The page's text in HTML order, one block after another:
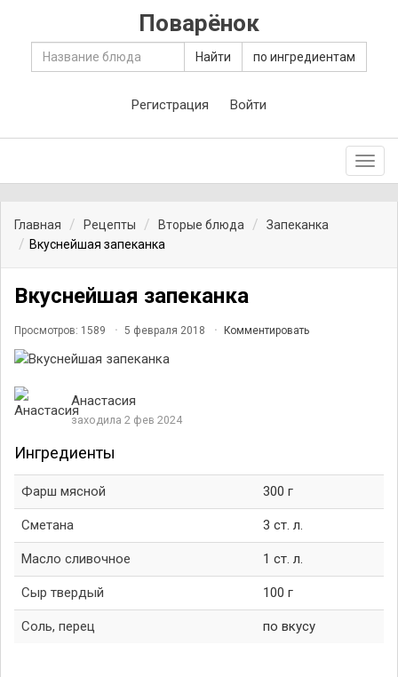
Поварёнок
Найти по ингредиентам
Регистрация Войти
Главная Рецепты Вторые блюда
Запеканка
Вкуснейшая запеканка
Вкуснейшая запеканка
Просмотров: 1589 5 февраля 2018 Комментировать
Анастасия
заходила 2 фев 2024
Ингредиенты
Фарш мясной 300 г
Сметана 3 ст. л.
Масло сливочное 1 ст. л.
Сыр твердый 100 г
Соль, перец по вкусу